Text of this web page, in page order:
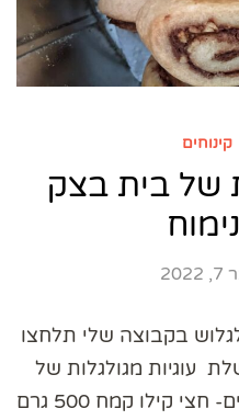
קינוחים
של בית בצק
בקבוצה שלי תלחצו
עוגיות מגולגלות של
בית בצק פריך ונימוח הרכיבים- חצי קילו קמח 500 גרם